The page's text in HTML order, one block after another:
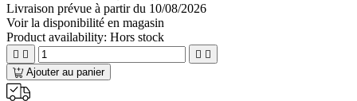
Livraison prévue à partir du 10/08/2026
Voir la disponibilité en magasin
Product availability: Hors stock
   
Ajouter au panier